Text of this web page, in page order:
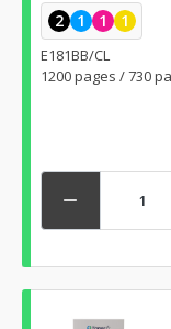
2 1 1 1
E181BB/CL
1200 pages / 730
